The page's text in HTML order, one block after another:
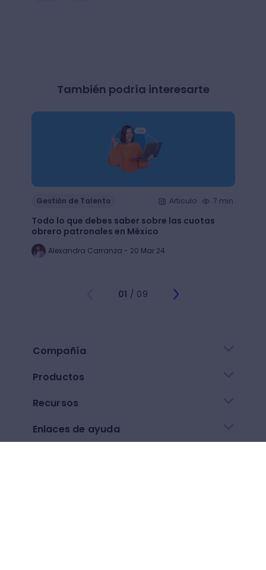
También podría interesarte
Gestión de Talento Articulo 7 min.
Todo lo que debes saber sobre las cuotas
obrero patronales en México
Alexandra Carranza - 20 Mar 24
01 / 09
Compañía
Productos
Recursos
Enlaces de ayuda